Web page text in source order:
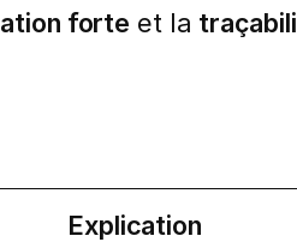
forte et la
Explication